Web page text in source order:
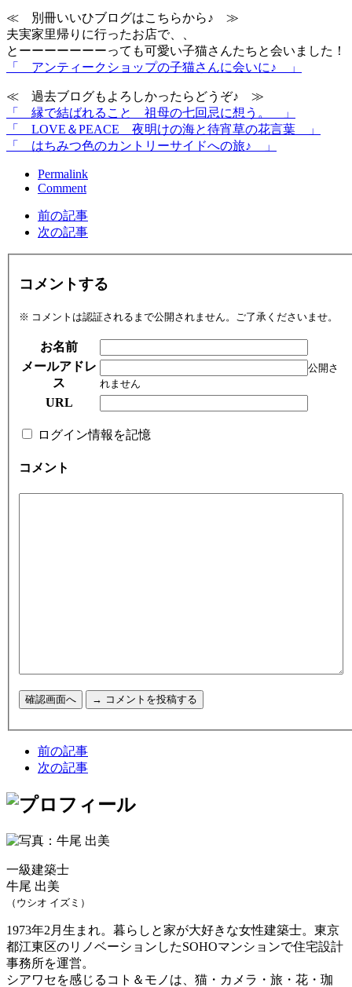
≪ 別冊いいひブログはこちらから♪ ≫
夫実家里帰りに行ったお店で、、
とーーーーーーーっても可愛い子猫さんたちと会いました！
「 アンティークショップの子猫さんに会いに♪ 」
≪ 過去ブログもよろしかったらどうぞ♪ ≫
「 縁で結ばれること＿祖母の七回忌に想う。 」
「 LOVE＆PEACE＿夜明けの海と待宵草の花言葉 」
「 はちみつ色のカントリーサイドへの旅♪ 」
Permalink
Comment
前の記事
次の記事
コメントする
※ コメントは認証されるまで公開されません。ご了承くださいませ。
お名前
メールアドレ
ス
公開さ
れません
URL
ログイン情報を記憶
コメント
前の記事
次の記事
一級建築士
牛尾 出美
（ウシオ イズミ）
1973年2月生まれ。暮らしと家が大好きな女性建築士。東京
都江東区のリノベーションしたSOHOマンションで住宅設計
事務所を運営。
シアワセを感じるコト＆モノは、猫・カメラ・旅・花・珈